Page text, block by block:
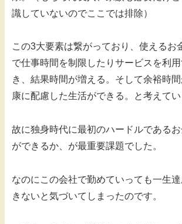
識していないのでここでは排除）
この3大要素は繋がっており、使えるお
で仕事時間を制限したりサービスを利
き、結果時間が増える。そして余裕時
康に配慮した生活ができる。と考えてい
故に独身時代に最初のハードルである
ができるか、が最重要課題でした。
なのにこの会社で勤めていっても一生
きないと気づいてしまったのです。